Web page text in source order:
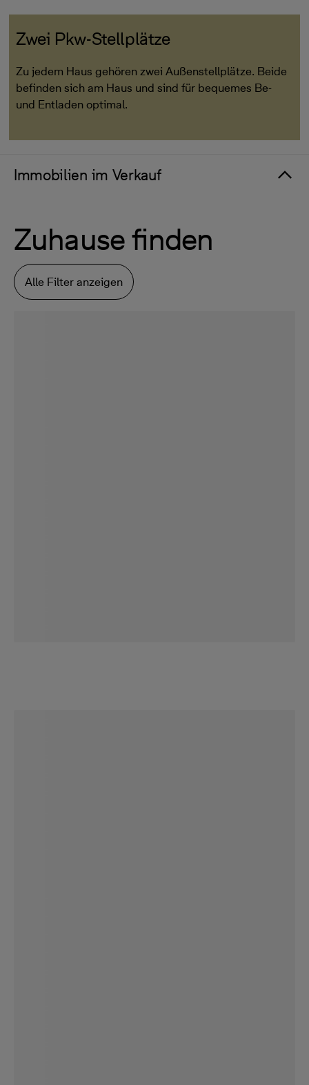
Zwei Pkw-Stellplätze
Zu jedem Haus gehören zwei Außenstellplätze. Beide
befinden sich am Haus und sind für bequemes Be-
und Entladen optimal.
Immobilien im Verkauf
Zuhause finden
Alle Filter anzeigen